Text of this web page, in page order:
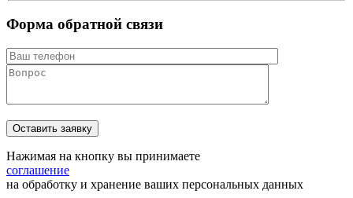
Форма обратной связи
Нажимая на кнопку вы принимаете
соглашение
на обработку и хранение ваших персональных данных